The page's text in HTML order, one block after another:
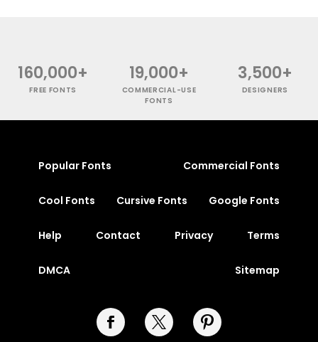
160,000+
FREE FONTS
19,000+
COMMERCIAL-USE
FONTS
3,500+
DESIGNERS
Popular Fonts Commercial Fonts
Cool Fonts Cursive Fonts Google Fonts
Help Contact Privacy Terms
DMCA Sitemap